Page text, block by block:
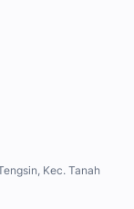
Kec. Tanah